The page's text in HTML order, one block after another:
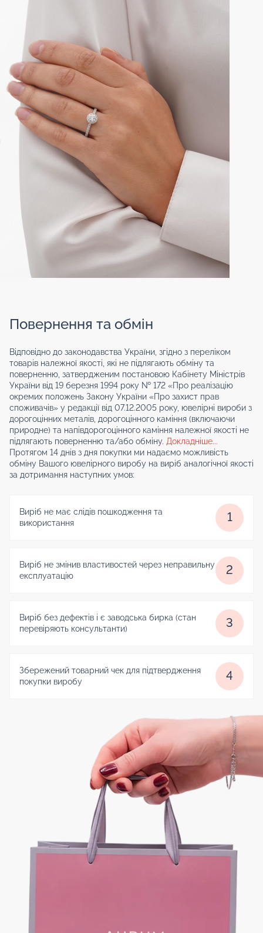
Повернення та обмін
Відповідно до законодавства України, згідно з переліком
товарів належної якості, які не підлягають обміну та
поверненню, затвердженим постановою Кабінету Міністрів
України від 19 березня 1994 року № 172 «Про реалізацію
окремих положень Закону України «Про захист прав
споживачів» у редакції від 07.12.2005 року, ювелірні вироби з
дорогоцінних металів, дорогоцінного каміння (включаючи
природне) та напівдорогоцінного каміння належної якості не
підлягають поверненню та/або обміну. Докладніше...
Протягом 14 днів з дня покупки ми надаємо можливість
обміну Вашого ювелірного виробу на виріб аналогічної якості
за дотримання наступних умов:
Виріб не має слідів пошкодження та
використання
1
Виріб не змінив властивостей через неправильну
експлуатацію
2
Виріб без дефектів і є заводська бирка (стан
перевіряють консультанти)
3
Збережений товарний чек для підтвердження
покупки виробу
4